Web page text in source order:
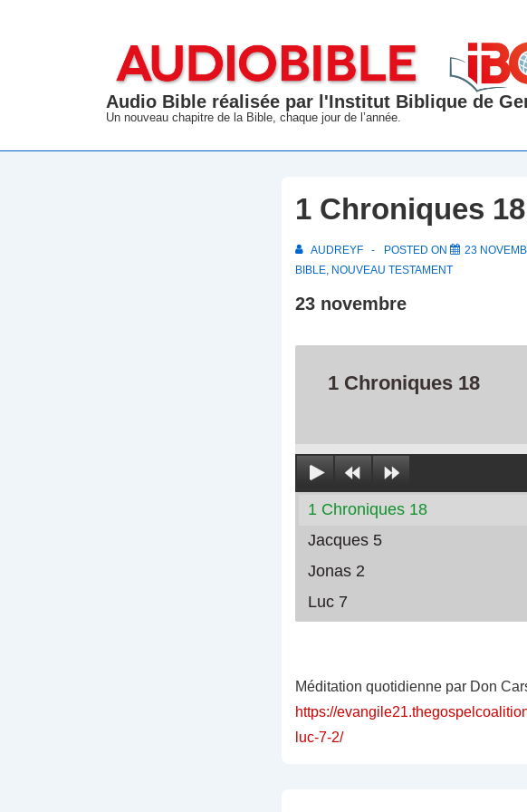
Audio Bible réalisée par l'Institut Biblique de
Un nouveau chapitre de la Bible, chaque jour de l’année.
1 Chroniques
AUDREYF POSTED ON 23
BIBLE, NOUVEAU TESTAMENT
23 novembre
1 Chroniques 18
1 Chroniques 18
Jacques 5
Jonas 2
Luc 7
Méditation quotidienne par Don
https://
luc-7-2/